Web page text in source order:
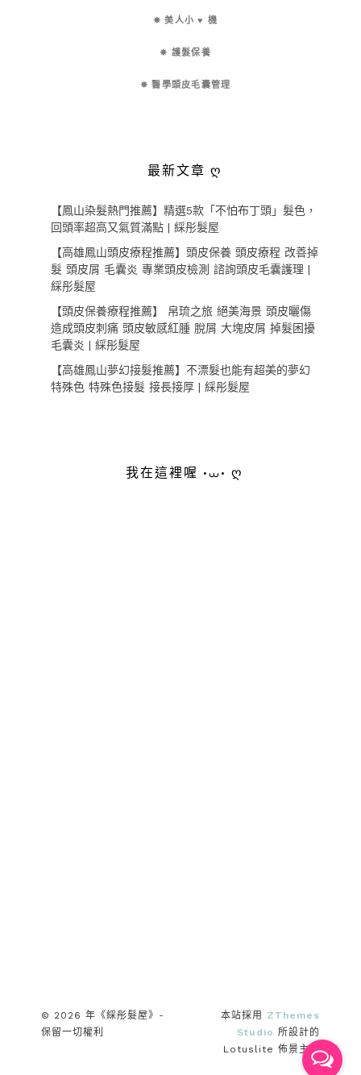
✵ 美人小 ♥ 機
✵ 護髮保養
✵ 醫學頭皮毛囊管理
最新文章 ღ
【鳳山染髮熱門推薦】精選5款「不怕布丁頭」髮色，
回頭率超高又氣質滿點 | 綵彤髮屋
【高雄鳳山頭皮療程推薦】頭皮保養 頭皮療程 改善掉
髮 頭皮屑 毛囊炎 專業頭皮檢測 諮詢頭皮毛囊護理 |
綵彤髮屋
【頭皮保養療程推薦】 帛琉之旅 絕美海景 頭皮曬傷
造成頭皮刺痛 頭皮敏感紅腫 脫屑 大塊皮屑 掉髮困擾
毛囊炎 | 綵彤髮屋
【高雄鳳山夢幻接髮推薦】不漂髮也能有超美的夢幻
特殊色 特殊色接髮 接長接厚 | 綵彤髮屋
我在這裡喔 •⩊• ღ
© 2026 年《綵彤髮屋》-
保留一切權利
本站採用 ZThemes
Studio 所設計的
Lotuslite 佈景主題